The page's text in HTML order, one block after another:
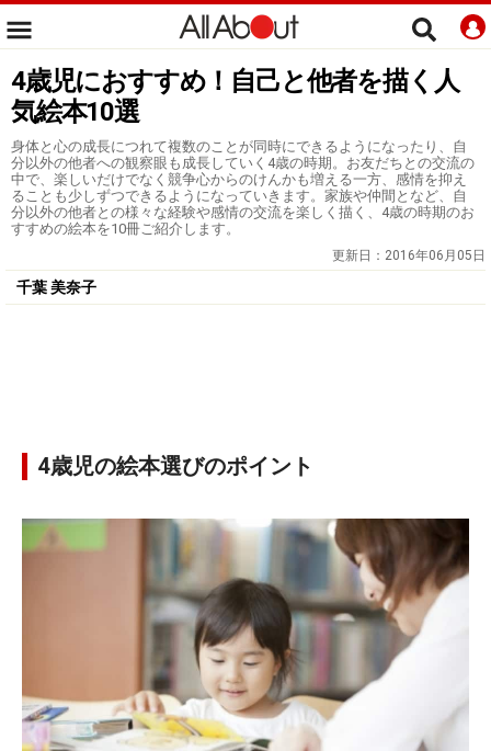
4歳児におすすめ！自己と他者を描く人
気絵本10選
身体と心の成長につれて複数のことが同時にできるようになったり、自
分以外の他者への観察眼も成長していく4歳の時期。お友だちとの交流の
中で、楽しいだけでなく競争心からのけんかも増える一方、感情を抑え
ることも少しずつできるようになっていきます。家族や仲間となど、自
分以外の他者との様々な経験や感情の交流を楽しく描く、4歳の時期のお
すすめの絵本を10冊ご紹介します。
更新日： 2016年06月05日
千葉 美奈子
4歳児の絵本選びのポイント